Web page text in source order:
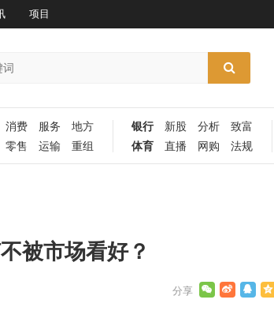
项目
消费 服务
地方
零售 运输 重组
银行 新股 分析
致富
体育
直播 网购 法规
被市场看好？